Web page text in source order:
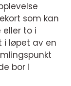
som kan
eller to i
i løpet av en
bor i